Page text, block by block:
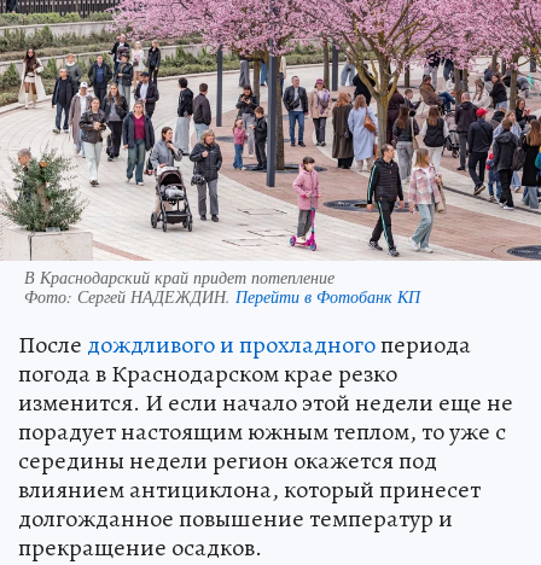
В Краснодарский край придет потепление
Фото: Сергей НАДЕЖДИН. Перейти в Фотобанк КП
После дождливого и прохладногопериода
погода в Краснодарском крае резко
изменится. И если начало этой недели еще не
порадует настоящим южным теплом, то уже с
середины недели регион окажется под
влиянием антициклона, который принесет
долгожданное повышение температур и
прекращение осадков.